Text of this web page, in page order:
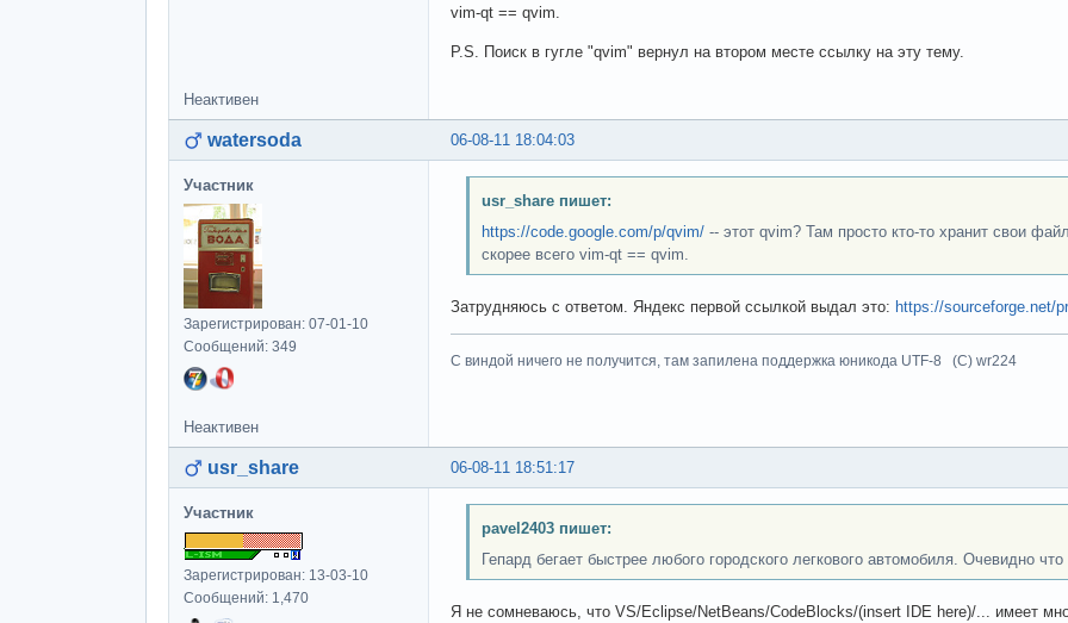
vim-qt == qvim.
P.S. Поиск в гугле "qvim" вернул на втором месте ссылку на эту тему.
Неактивен
06-08-11 18:04:03
watersoda
Участник
Зарегистрирован: 07-01-10
Сообщений: 349
usr_share пишет:
https://code.google.com/p/qvim/-- этот qvim? Там просто кто-то хранит свои
скорее всего vim-qt == qvim.
Затрудняюсь с ответом. Яндекс первой ссылкой выдал это: https://sourceforge.net/
С виндой ничего не получится, там запилена поддержка юникода UTF-8 (C) wr224
Неактивен
06-08-11 18:51:17
usr_share
Участник
Зарегистрирован: 13-03-10
Сообщений: 1,470
pavel2403 пишет:
Гепард бегает быстрее любого городского легкового автомобиля. Очевидно
Я не сомневаюсь, что VS/Eclipse/NetBeans/CodeBlocks/(insert IDE here)/... имеет